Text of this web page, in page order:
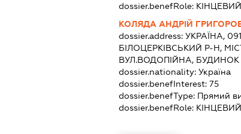
dossier.benefRole:
КОЛЯДА АНДРІЙ
dossier.address: УКРАЇНА,
БІЛОЦЕРКІВСЬКИЙ Р-Н,
ВУЛ.ВОДОПІЙНА, БУДИНОК
dossier.nationality: Україна
dossier.benefInterest: 75
dossier.benefType: Прямий
dossier.benefRole: